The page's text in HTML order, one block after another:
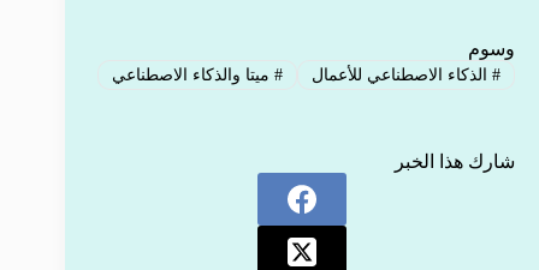
وسوم
#الذكاء الاصطناعي للأعمال #ميتا والذكاء الاصطناعي
شارك هذا الخبر